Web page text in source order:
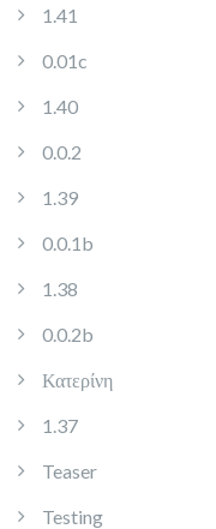
1.41
0.01c
1.40
0.0.2
1.39
0.0.1b
1.38
0.0.2b
Κατερίνη
1.37
Teaser
Testing